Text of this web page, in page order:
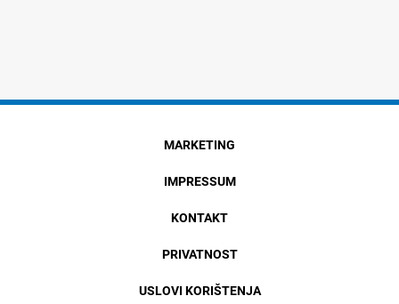
MARKETING
IMPRESSUM
KONTAKT
PRIVATNOST
USLOVI KORIŠTENJA